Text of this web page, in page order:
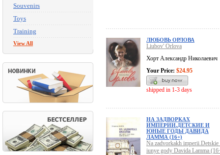
Souvenirs
Toys
Training
View All
ЛЮБОВЬ ОРЛОВА
Liubov' Orlova
Хорт Александр Николаевич
Your Price: $24.95
shipped in 1-3 days
НА ЗАДВОРКАХ
ИМПЕРИИ.ДЕТСКИЕ И
ЮНЫЕ ГОДЫ ДАВИДА
ЛАММА (16+)
Na zadvorkakh imperii.Detskie
iunye gody Davida Lamma